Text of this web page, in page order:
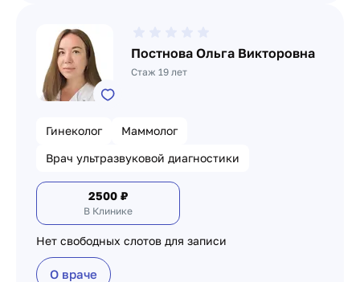
Постнова Ольга Викторовна
Стаж 19 лет
Гинеколог
Маммолог
Врач ультразвуковой диагностики
2500 ₽
В Клинике
Нет свободных слотов для записи
О враче